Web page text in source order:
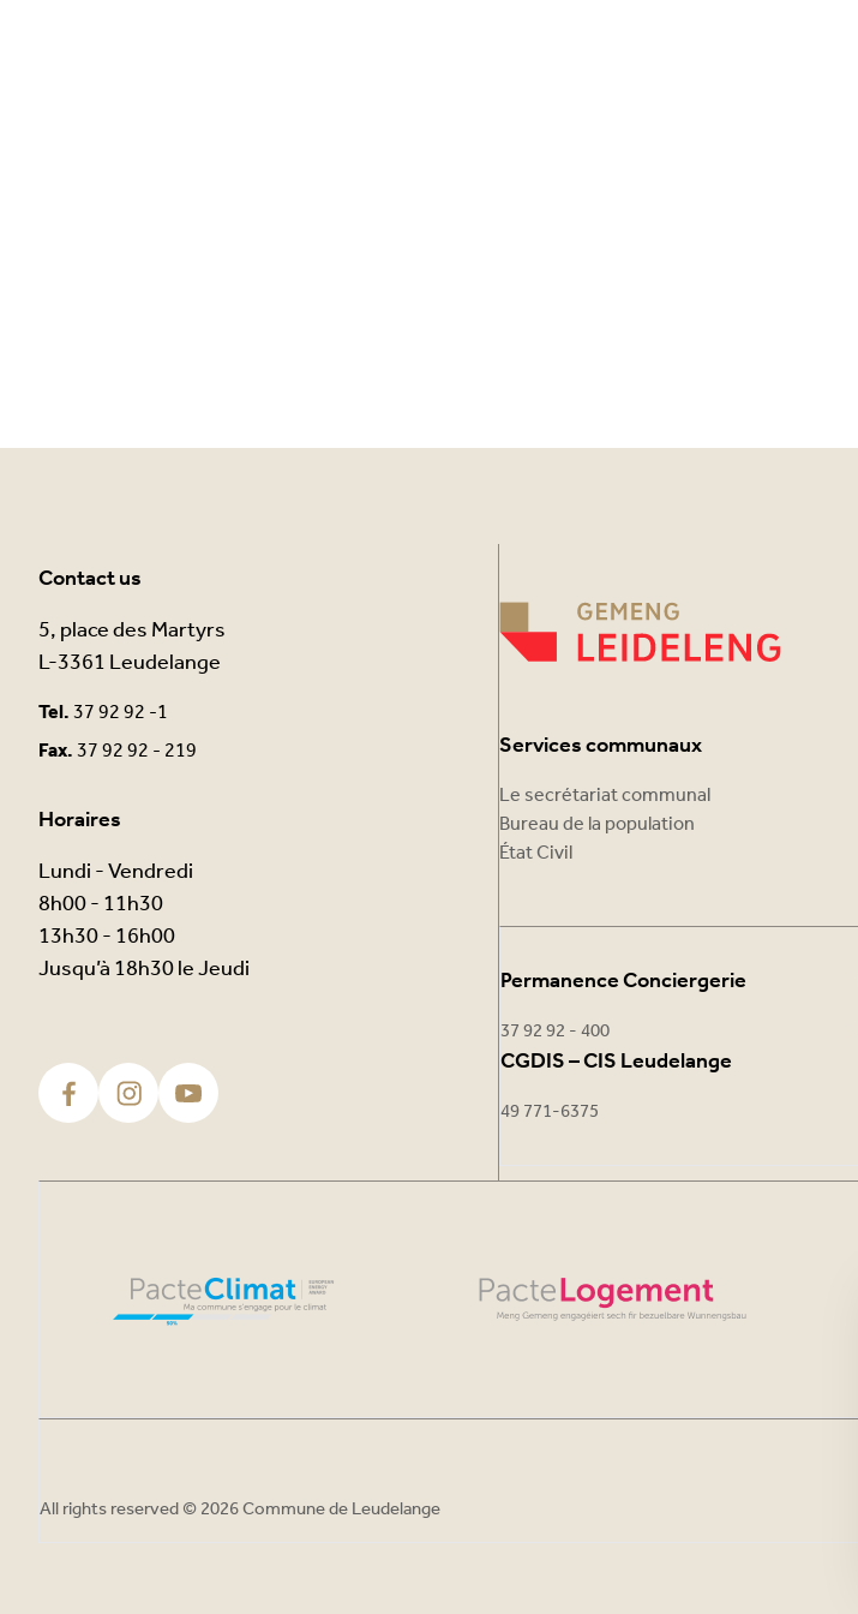
Contact us
5, place des Martyrs
L-3361 Leudelange
Tel.37 92 92 -1
Fax.37 92 92 - 219
Horaires
Lundi - Vendredi
8h00 - 11h30
13h30 - 16h00
Jusqu’à 18h30 le Jeudi
Services communaux
Le secrétariat communal
Bureau de la population
État Civil
Permanence Conciergerie
37 92 92 - 400
CGDIS – CIS Leudelange
49 771-6375
All rights reserved © 2026 Commune de Leudelange